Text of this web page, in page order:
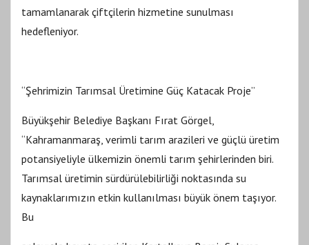
tamamlanarak çiftçilerin hizmetine sunulması
hedefleniyor.
“Şehrimizin Tarımsal Üretimine Güç Katacak Proje”
Büyükşehir Belediye Başkanı Fırat Görgel,
“Kahramanmaraş, verimli tarım arazileri ve güçlü üretim
potansiyeliyle ülkemizin önemli tarım şehirlerinden biri.
Tarımsal üretimin sürdürülebilirliği noktasında su
kaynaklarımızın etkin kullanılması büyük önem taşıyor.
Bu